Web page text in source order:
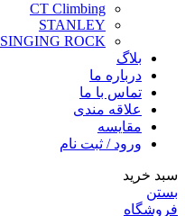
CT Climbing
STANLEY
SINGING ROCK
بلاگ
درباره ما
تماس با ما
علاقه مندی
مقايسه
ورود / ثبت نام
سبد خرید
بستن
فروشگاه